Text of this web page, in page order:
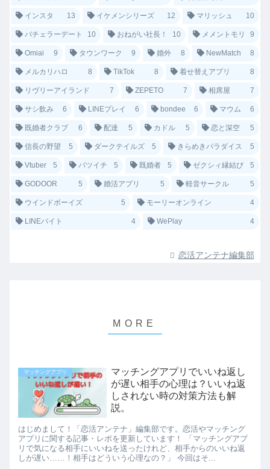
インスタ 13 イケメンシリーズ 12 マリッシュ 10
バチェラーデート 10 おねがい社長！ 10 メメントモリ 9
Omiai 9 タウンワーク 9 婚外 8 NewMatch 8
メルカリハロ 8 TikTok 8 着せ替えアプリ 8
リヴリーアイランド 7 ZEPETO 7 相席屋 7
サシ飲み 6 LINEプレイ 6 bondee 6 マウム 6
既婚者クラブ 6 配達 5 カドル 5 恋と深空 5
信長の野望 5 ダークテイルズ 5 きらめきパラダイス 5
Vtuber 5 バツイチ 5 既婚者 5 ゼクシィ縁結び 5
GODOOR 5 婚活アプリ 5 軽音サークル 5
ウインドボーイズ 5 モーリーオンライン 4
LINEバイト 4 WePlay 4
恋活アンテナ編集部
マッチングアプリ
マッチングアプリでいいね返し
が遅い相手の心理は？いいね返
しされない時の対策方法も解
説。
はじめまして！「恋活アンテナ」編集部です。恋活やマッチング
アプリに関する記事・レポを更新しています！ 「マッチングアプ
リで気になる相手にいいねを送ったけれど、相手からのいいね返
しが遅い……！相手はどういう心理なの？」 今回はそ...